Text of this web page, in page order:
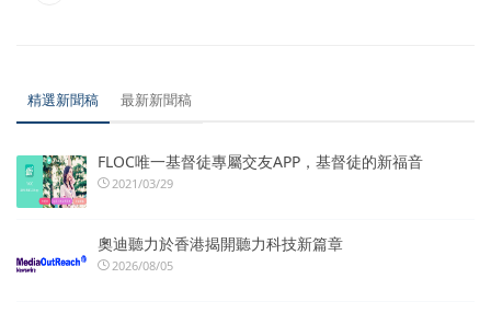
精選新聞稿 最新新聞稿
FLOC唯一基督徒專屬交友APP，基督徒的新福音
2021/03/29
奧迪聽力於香港揭開聽力科技新篇章
2026/08/05